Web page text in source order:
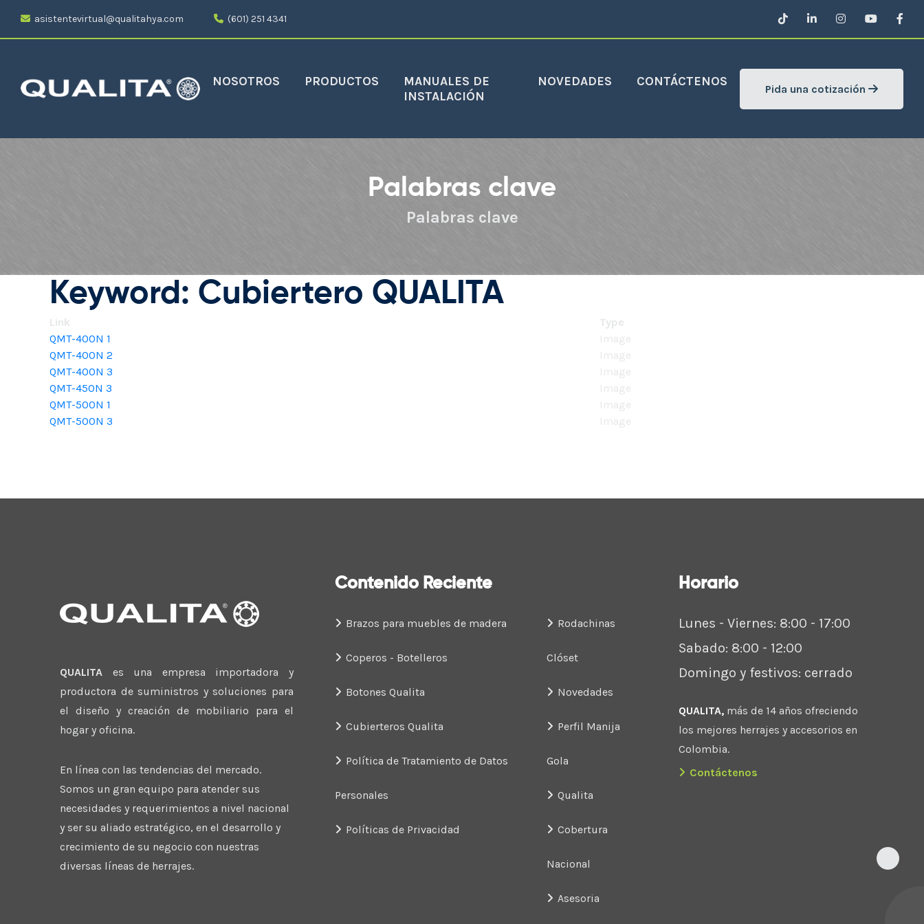
asistentevirtual@qualitahya.com (601) 251 4341
NOSOTROS PRODUCTOS
MANUALES DE
INSTALACIÓN
NOVEDADES CONTÁCTENOS Pida una cotización
Palabras clave
Palabras clave
Keyword: Cubiertero QUALITA
Link
Type
QMT-400N 1
Image
QMT-400N 2
Image
QMT-400N 3
Image
QMT-450N 3
Image
QMT-500N 1
Image
QMT-500N 3
Image
QUALITA es una empresa importadora y
productora de suministros y soluciones para
el diseño y creación de mobiliario para el
hogar y oficina.
En línea con las tendencias del mercado.
Somos un gran equipo para atender sus
necesidades y requerimientos a nivel nacional
y ser su aliado estratégico, en el desarrollo y
crecimiento de su negocio con nuestras
diversas líneas de herrajes.
Contenido Reciente
Brazos para muebles de madera
Coperos - Botelleros
Botones Qualita
Cubierteros Qualita
Política de Tratamiento de Datos
Personales
Políticas de Privacidad
Rodachinas
Clóset
Novedades
Perfil Manija
Gola
Qualita
Cobertura
Nacional
Asesoria
Horario
Lunes - Viernes: 8:00 - 17:00
Sabado: 8:00 - 12:00
Domingo y festivos: cerrado
QUALITA, más de 14 años ofreciendo
los mejores herrajes y accesorios en
Colombia.
Contáctenos